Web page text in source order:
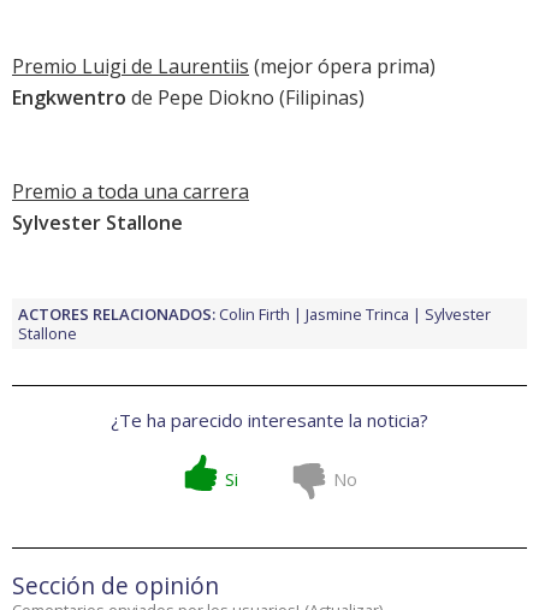
Premio Luigi de Laurentiis (mejor ópera prima)
Engkwentro de Pepe Diokno (Filipinas)
Premio a toda una carrera
Sylvester Stallone
ACTORES RELACIONADOS:Colin Firth Jasmine Trinca
Sylvester
Stallone
¿Te ha parecido interesante la noticia?
Si No
Sección de opinión